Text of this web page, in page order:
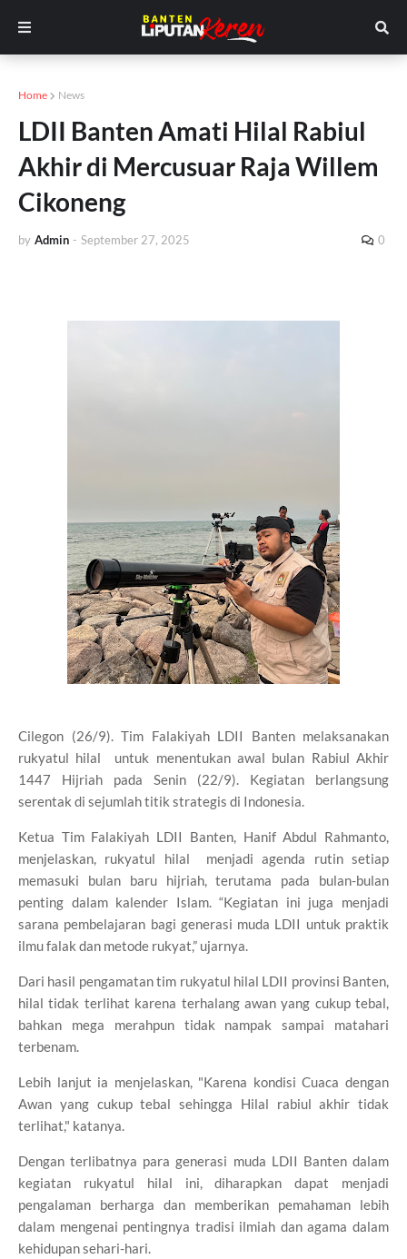
Home News
LDII Banten Amati Hilal Rabiul
Akhir di Mercusuar Raja Willem
Cikoneng
by Admin - September 27, 2025 0
Cilegon (26/9). Tim Falakiyah LDII Banten melaksanakan
rukyatul hilal untuk menentukan awal bulan Rabiul Akhir
1447 Hijriah pada Senin (22/9). Kegiatan berlangsung
serentak di sejumlah titik strategis di Indonesia.
Ketua Tim Falakiyah LDII Banten, Hanif Abdul Rahmanto,
menjelaskan, rukyatul hilal menjadi agenda rutin setiap
memasuki bulan baru hijriah, terutama pada bulan-bulan
penting dalam kalender Islam. “Kegiatan ini juga menjadi
sarana pembelajaran bagi generasi muda LDII untuk praktik
ilmu falak dan metode rukyat,” ujarnya.
Dari hasil pengamatan tim rukyatul hilal LDII provinsi Banten,
hilal tidak terlihat karena terhalang awan yang cukup tebal,
bahkan mega merahpun tidak nampak sampai matahari
terbenam.
Lebih lanjut ia menjelaskan, "Karena kondisi Cuaca dengan
Awan yang cukup tebal sehingga Hilal rabiul akhir tidak
terlihat," katanya.
Dengan terlibatnya para generasi muda LDII Banten dalam
kegiatan rukyatul hilal ini, diharapkan dapat menjadi
pengalaman berharga dan memberikan pemahaman lebih
dalam mengenai pentingnya tradisi ilmiah dan agama dalam
kehidupan sehari-hari.